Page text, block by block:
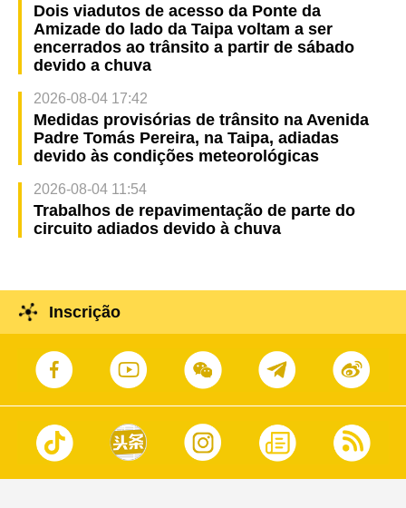
Dois viadutos de acesso da Ponte da
Amizade do lado da Taipa voltam a ser
encerrados ao trânsito a partir de sábado
devido a chuva
2026-08-04 17:42
Medidas provisórias de trânsito na Avenida
Padre Tomás Pereira, na Taipa, adiadas
devido às condições meteorológicas
2026-08-04 11:54
Trabalhos de repavimentação de parte do
circuito adiados devido à chuva
Inscrição